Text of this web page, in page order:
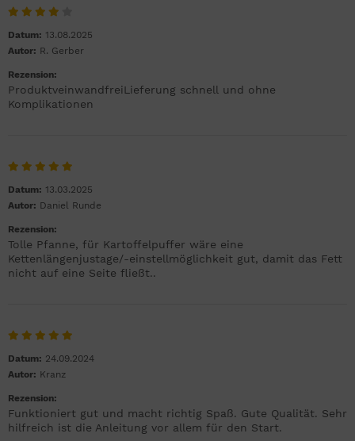
Datum: 13.08.2025
Autor: R. Gerber
Rezension:
ProduktveinwandfreiLieferung schnell und ohne
Komplikationen
Datum: 13.03.2025
Autor: Daniel Runde
Rezension:
Tolle Pfanne, für Kartoffelpuffer wäre eine
Kettenlängenjustage/-einstellmöglichkeit gut, damit das Fett
nicht auf eine Seite fließt..
Datum: 24.09.2024
Autor: Kranz
Rezension:
Funktioniert gut und macht richtig Spaß. Gute Qualität. Sehr
hilfreich ist die Anleitung vor allem für den Start.